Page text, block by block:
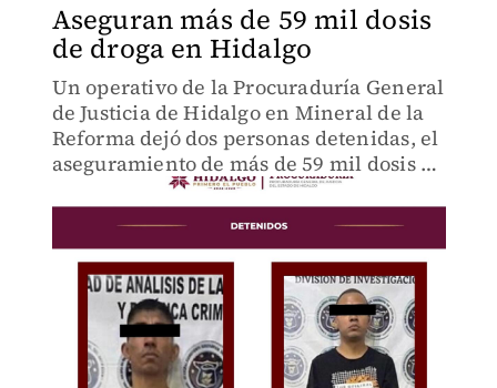
Aseguran más de 59 mil dosis
de droga en Hidalgo
Un operativo de la Procuraduría General
de Justicia de Hidalgo en Mineral de la
Reforma dejó dos personas detenidas, el
aseguramiento de más de 59 mil dosis de
narcóticos, un arma de fuego y dos
vehículos.